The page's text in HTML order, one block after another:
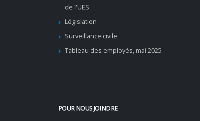
de l'UES
Législation
Surveillance civile
Tableau des employés, mai 2025
POUR NOUS JOINDRE